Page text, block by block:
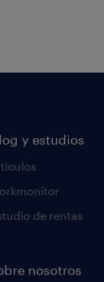
y estudios
de rentas
nosotros